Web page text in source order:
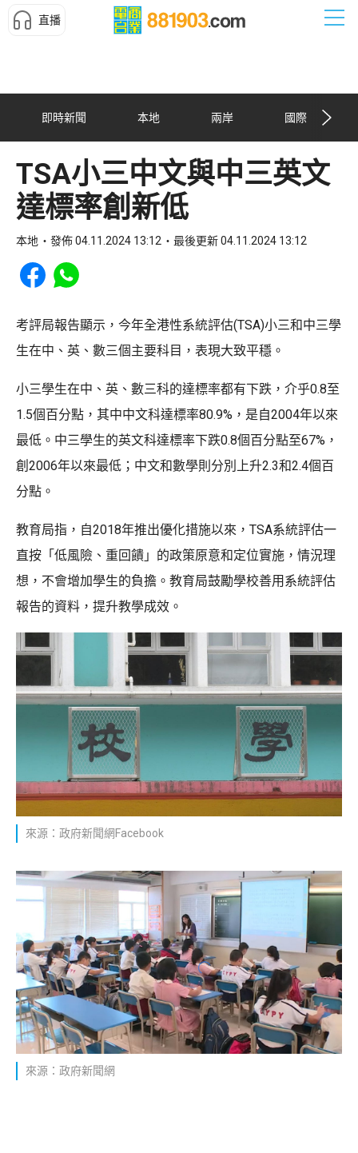
直播
即時新聞 本地 兩岸 國際
TSA小三中文與中三英文
達標率創新低
本地 發佈 04.11.2024 13:12 最後更新 04.11.2024 13:12
Share to Facebook
Share to WhatsApp
考評局報告顯示，今年全港性系統評估(TSA)小三和中三學
生在中、英、數三個主要科目，表現大致平穩。
小三學生在中、英、數三科的達標率都有下跌，介乎0.8至
1.5個百分點，其中中文科達標率80.9%，是自2004年以來
最低。中三學生的英文科達標率下跌0.8個百分點至67%，
創2006年以來最低；中文和數學則分別上升2.3和2.4個百
分點。
教育局指，自2018年推出優化措施以來，TSA系統評估一
直按「低風險、重回饋」的政策原意和定位實施，情況理
想，不會增加學生的負擔。教育局鼓勵學校善用系統評估
報告的資料，提升教學成效。
來源：政府新聞網Facebook
來源：政府新聞網